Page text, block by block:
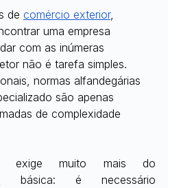
de comércio exterior,
uma empresa
com as inúmeras
não é tarefa simples.
normas alfandegárias
são apenas
de complexidade
exige muito mais do
básica: é necessário